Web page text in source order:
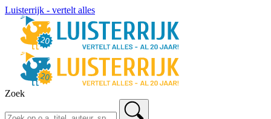
Luisterrijk - vertelt alles
Zoek